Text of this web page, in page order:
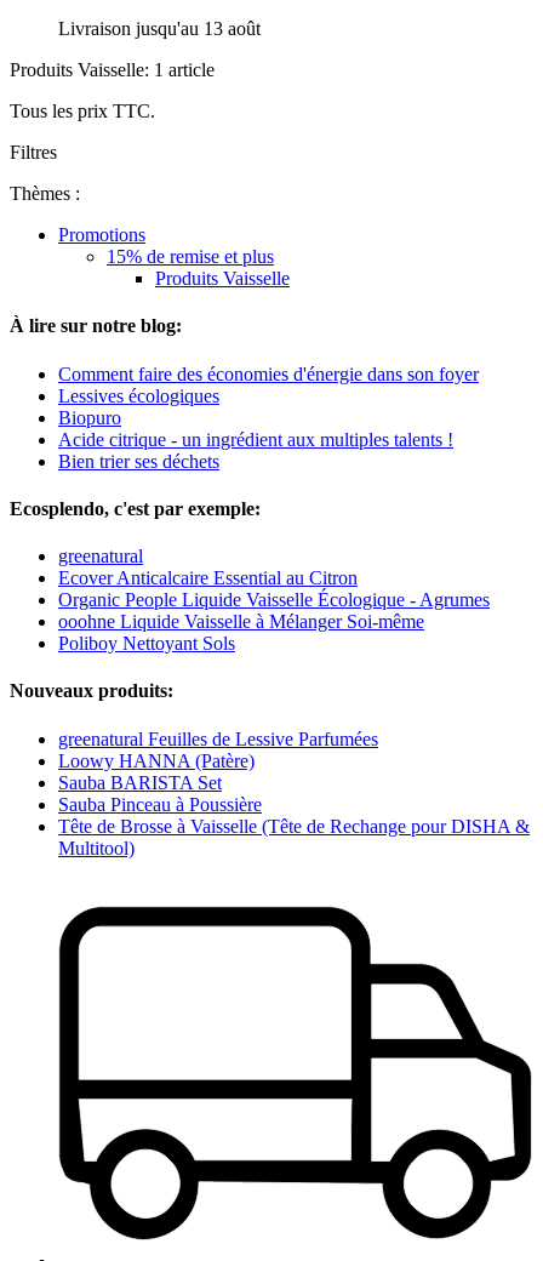
Livraison jusqu'au 13 août
Produits Vaisselle: 1 article
Tous les prix TTC.
Filtres
Thèmes :
Promotions
15% de remise et plus
Produits Vaisselle
À lire sur notre blog:
Comment faire des économies d'énergie dans son foyer
Lessives écologiques
Biopuro
Acide citrique - un ingrédient aux multiples talents !
Bien trier ses déchets
Ecosplendo, c'est par exemple:
greenatural
Ecover Anticalcaire Essential au Citron
Organic People Liquide Vaisselle Écologique - Agrumes
ooohne Liquide Vaisselle à Mélanger Soi-même
Poliboy Nettoyant Sols
Nouveaux produits:
greenatural Feuilles de Lessive Parfumées
Loowy HANNA (Patère)
Sauba BARISTA Set
Sauba Pinceau à Poussière
Tête de Brosse à Vaisselle (Tête de Rechange pour DISHA &
Multitool)